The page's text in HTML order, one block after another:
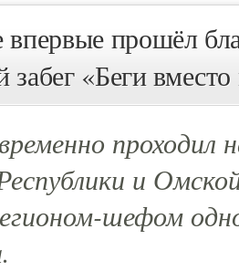
прошёл
забег «Беги
и
шефом